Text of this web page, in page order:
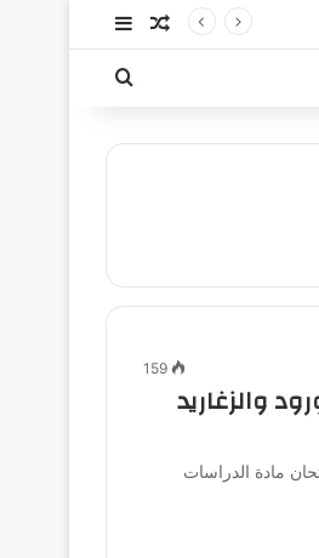
مقال عشوائي
إضافة عمود
بحث عن
159
والزغاريد
مادة الدراسات